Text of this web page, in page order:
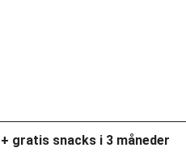
gratis snacks i 3 måneder